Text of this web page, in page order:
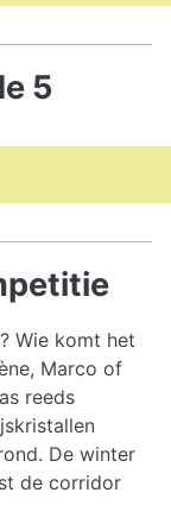
5
Wie komt het
Marco of
reeds
De winter
de corridor